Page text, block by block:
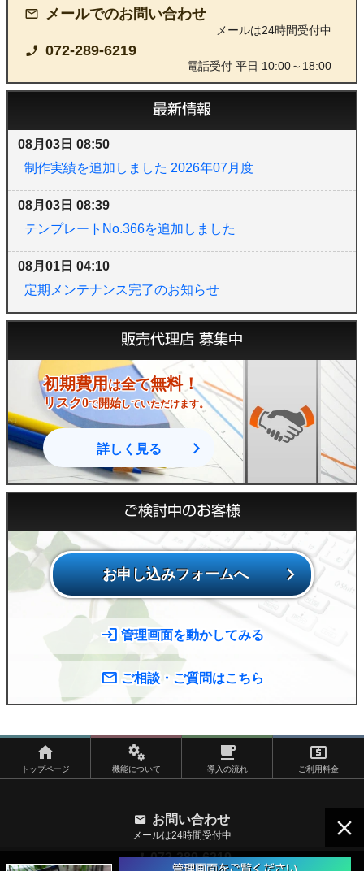
メールでのお問い合わせ
メールは24時間受付中
072-289-6219
電話受付 平日 10:00～18:00
最新情報
08月03日 08:50
制作実績を追加しました 2026年07月度
08月03日 08:39
テンプレートNo.366を追加しました
08月01日 04:10
定期メンテナンス完了のお知らせ
販売代理店 募集中
初期費用は全て無料！
リスク0で開始していただけます。
詳しく見る
ご検討中のお客様
お申し込みフォームへ
管理画面を動かしてみる
ご相談・ご質問はこちら
トップページ 機能について 導入の流れ ご利用料金
お問い合わせ
メールは24時間受付中
072-289-6219
管理画面をご覧ください